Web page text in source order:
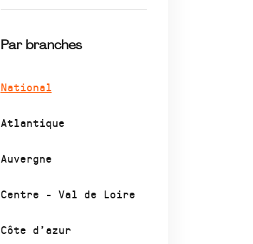
Par branches
National
Atlantique
Auvergne
Centre - Val de Loire
Côte d’azur